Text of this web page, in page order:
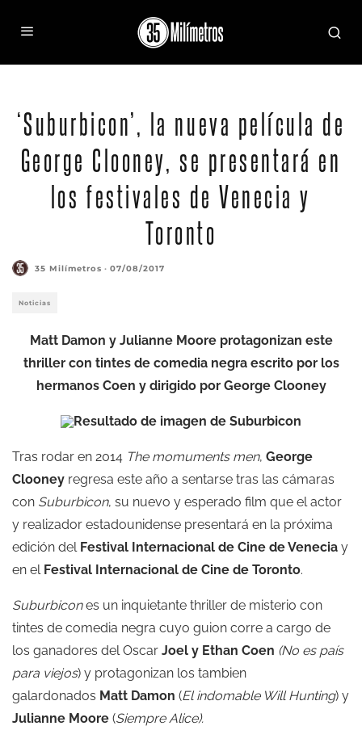
‘Suburbicon’, la nueva película de
George Clooney, se presentará en
los festivales de Venecia y
Toronto
35 Milímetros · 07/08/2017
Noticias
Matt Damon y Julianne Moore protagonizan este
thriller con tintes de comedia negra escrito por los
hermanos Coen y dirigido por George Clooney
Tras rodar en 2014 The momuments men, George
Clooney regresa este año a sentarse tras las cámaras
con Suburbicon, su nuevo y esperado film que el actor
y realizador estadounidense presentará en la próxima
edición del Festival Internacional de Cine de Venecia y
en el Festival Internacional de Cine de Toronto.
Suburbicones un inquietante thriller de misterio con
tintes de comedia negra cuyo guion corre a cargo de
los ganadores del Oscar Joel y Ethan Coen (No es país
para viejos) y protagonizan los tambien
galardonados Matt Damon (El indomable Will Hunting) y
Julianne Moore (Siempre Alice).